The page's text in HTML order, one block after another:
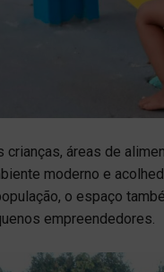
áreas de
moderno e
o espaço
empreendedores.